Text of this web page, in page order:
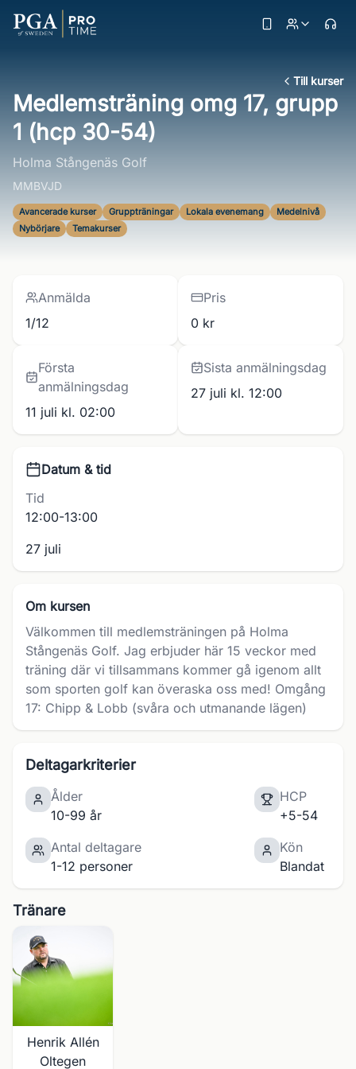
Till kurser
Medlemsträning omg 17, grupp
1 (hcp 30-54)
Holma Stångenäs Golf
MMBVJD
Avancerade kurser Gruppträningar Lokala evenemang
Medelnivå
Nybörjare
Temakurser
Anmälda
1/12
Pris
0 kr
Första
anmälningsdag
11 juli kl. 02:00
Sista anmälningsdag
27 juli kl. 12:00
Datum & tid
Tid
12:00-13:00
27 juli
Om kursen
Välkommen till medlemsträningen på Holma
Stångenäs Golf. Jag erbjuder här 15 veckor med
träning där vi tillsammans kommer gå igenom allt
som sporten golf kan överaska oss med! Omgång
17: Chipp & Lobb (svåra och utmanande lägen)
Deltagarkriterier
Ålder
10-99 år
HCP
+5-54
Antal deltagare
1-12 personer
Kön
Blandat
Tränare
Henrik Allén
Oltegen